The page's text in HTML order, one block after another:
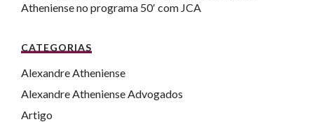
Atheniense no programa 50′ com JCA
CATEGORIAS
Alexandre Atheniense
Alexandre Atheniense Advogados
Artigo